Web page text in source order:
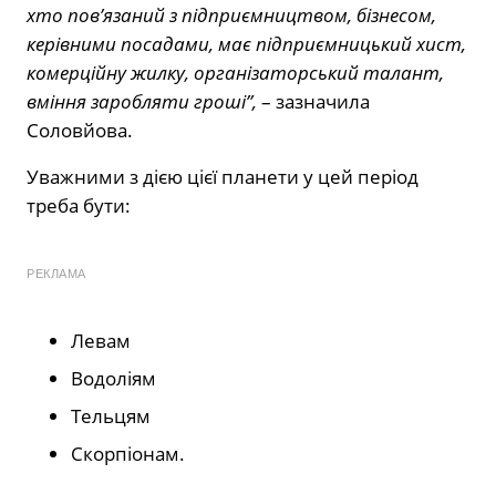
хто пов’язаний з підприємництвом, бізнесом,
керівними посадами, має підприємницький хист,
комерційну жилку, організаторський талант,
вміння заробляти гроші”, – зазначила
Соловйова.
Уважними з дією цієї планети у цей період
треба бути:
РЕКЛАМА
Левам
Водоліям
Тельцям️
Скорпіонам️.